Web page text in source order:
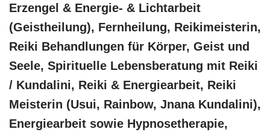
Erzengel & Energie- & Lichtarbeit
(Geistheilung), Fernheilung, Reikimeisterin,
Reiki Behandlungen für Körper, Geist und
Seele, Spirituelle Lebensberatung mit Reiki
/ Kundalini, Reiki & Energiearbeit, Reiki
Meisterin (Usui, Rainbow, Jnana Kundalini),
Energiearbeit sowie Hypnosetherapie,